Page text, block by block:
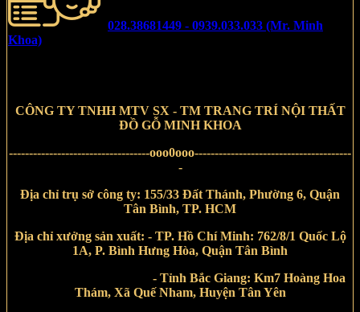
028.38681449 - 0939.033.033 (Mr. Minh
Khoa)
CÔNG TY TNHH MTV SX - TM TRANG TRÍ NỘI THẤT
ĐỒ GỖ MINH KHOA
-----------------------------------ooo0ooo---------------------------------------
-
Địa chỉ trụ sở công ty: 155/33 Đất Thánh, Phường 6, Quận
Tân Bình, TP. HCM
Địa chỉ xưởng sản xuất: - TP. Hồ Chí Minh: 762/8/1 Quốc Lộ
1A, P. Bình Hưng Hòa, Quận Tân Bình
- Tỉnh Bắc Giang: Km7 Hoàng Hoa
Thám, Xã Quế Nham, Huyện Tân Yên